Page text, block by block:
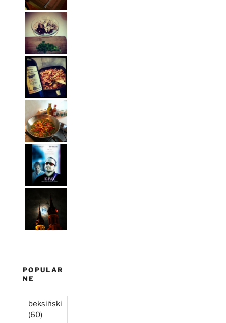
POPULAR
NE
beksiński
(60)